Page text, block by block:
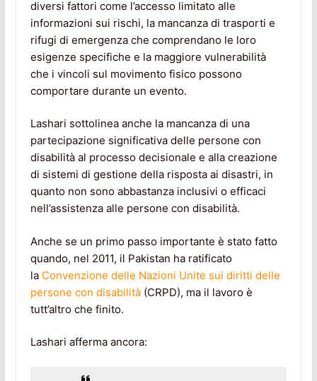
diversi fattori come l’accesso limitato alle
informazioni sui rischi, la mancanza di trasporti e
rifugi di emergenza che comprendano le loro
esigenze specifiche e la maggiore vulnerabilità
che i vincoli sul movimento fisico possono
comportare durante un evento.
Lashari sottolinea anche la mancanza di una
partecipazione significativa delle persone con
disabilità al processo decisionale e alla creazione
di sistemi di gestione della risposta ai disastri, in
quanto non sono abbastanza inclusivi o efficaci
nell’assistenza alle persone con disabilità.
Anche se un primo passo importante è stato fatto
quando, nel 2011, il Pakistan ha ratificato
la Convenzione delle Nazioni Unite sui diritti delle
persone con disabilità(CRPD), ma il lavoro è
tutt’altro che finito.
Lashari afferma ancora: